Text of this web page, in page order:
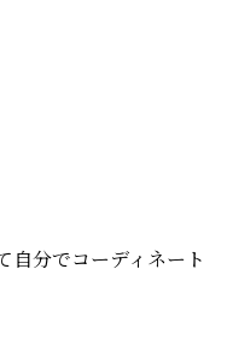
自分でコーディネート